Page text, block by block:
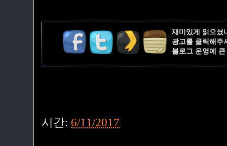
재미있게 읽으셨
광고를 클릭해주
블로그 운영에
시간: 6/11/2017